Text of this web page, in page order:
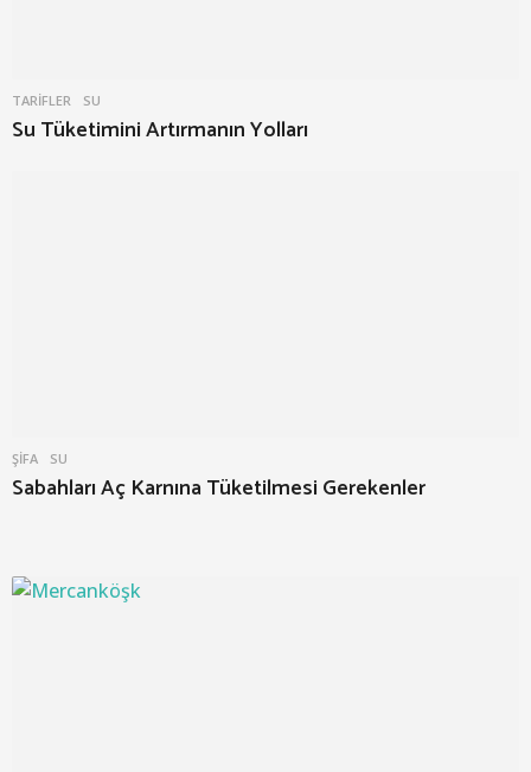
TARIFLER SU
Su Tüketimini Artırmanın Yolları
ŞIFA SU
Sabahları Aç Karnına Tüketilmesi Gerekenler